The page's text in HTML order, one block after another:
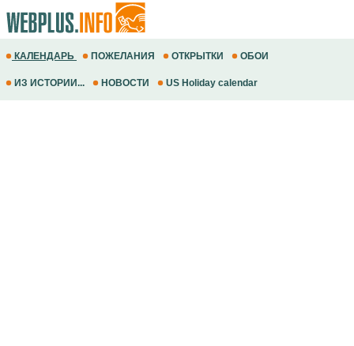
КАЛЕНДАРЬ ПОЖЕЛАНИЯ ОТКРЫТКИ ОБОИ
ИЗ ИСТОРИИ... НОВОСТИ US Holiday calendar